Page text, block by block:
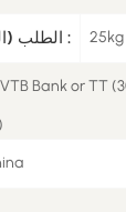
الطلب (الحد الأدنى لكمية الطلب) : 25kg
Bank or TT